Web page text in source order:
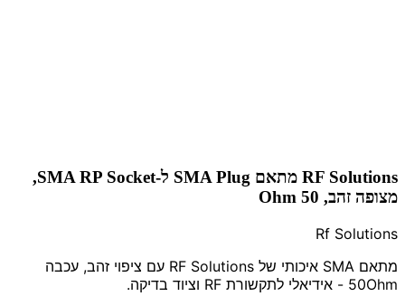
RF Solutions מתאם SMA Plug ל-SMA RP Socket,
מצופה זהב, 50 Ohm
Rf Solutions
מתאם SMA איכותי של RF Solutions עם ציפוי זהב, עכבה
50Ohm - אידיאלי לתקשורת RF וציוד בדיקה.